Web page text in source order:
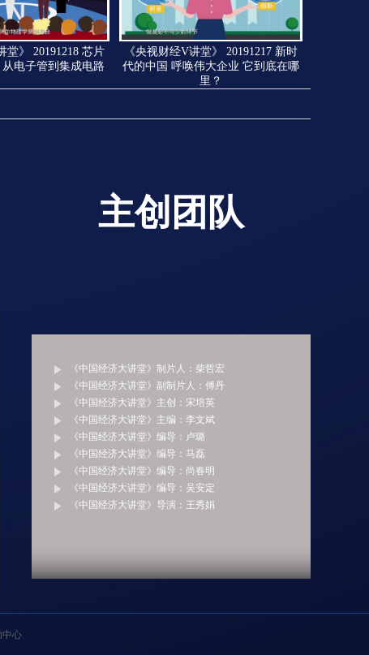
堂》 20191218 芯片
电子管到集成电路
《央视财经V讲堂》 20191217 新时
代的中国 呼唤伟大企业 它到底在哪
里？
主创团队
《中国经济大讲堂》制片人：柴哲宏
《中国经济大讲堂》副制片人：傅丹
《中国经济大讲堂》主创：宋培英
《中国经济大讲堂》主编：李文斌
《中国经济大讲堂》编导：卢璐
《中国经济大讲堂》编导：马磊
《中国经济大讲堂》编导：尚春明
《中国经济大讲堂》编导：吴安定
《中国经济大讲堂》导演：王秀娟
中心